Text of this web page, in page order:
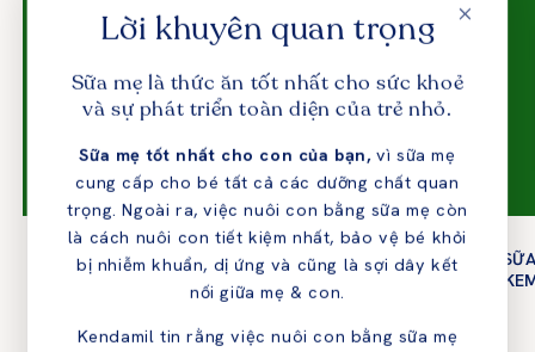
SỮA KENDAMIL NGUYÊN
KEM ORGANIC SỐ 2 (6-12
Regular
860.000 VND
SỮA KENDAMIL NGUYÊN
KEM ORGANIC SỐ 3 (12-36
THÁNG)
Regular
860.000 VND
Lời khuyên quan trọng
Sữa mẹ là thức ăn tốt nhất cho sức khoẻ
và sự phát triển toàn diện của trẻ nhỏ.
Sữa mẹ tốt nhất cho con của bạn,vì sữa mẹ
cung cấp cho bé tất cả các dưỡng chất quan
trọng. Ngoài ra, việc nuôi con bằng sữa mẹ còn
là cách nuôi con tiết kiệm nhất, bảo vệ bé khỏi
bị nhiễm khuẩn, dị ứng và cũng là sợi dây kết
nối giữa mẹ & con.
Kendamil tin rằng việc nuôi con bằng sữa mẹ